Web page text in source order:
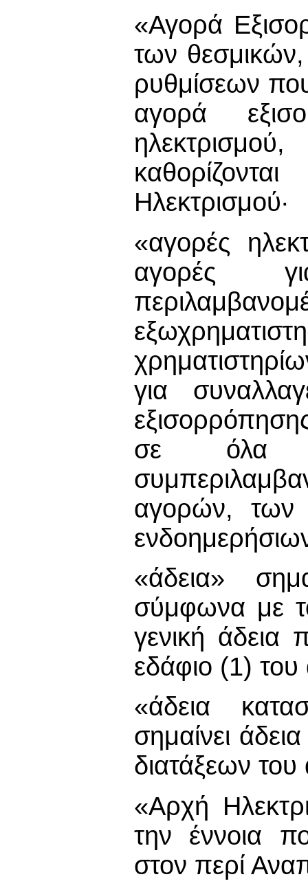
«Αγορά
των θεσμικών,
ρυθμίσεων
αγορά
Ηλεκτρισμού·
«αγορές
αγορές
για
σε όλα
αγορών, των
«άδεια»
σύμφωνα με
γενική άδεια
εδάφιο (1)
«άδεια
σημαίνει
διατάξεων
«Αρχή
την έννοια
στον περί